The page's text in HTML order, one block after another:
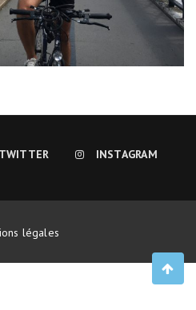
TWITTER INSTAGRAM
légales